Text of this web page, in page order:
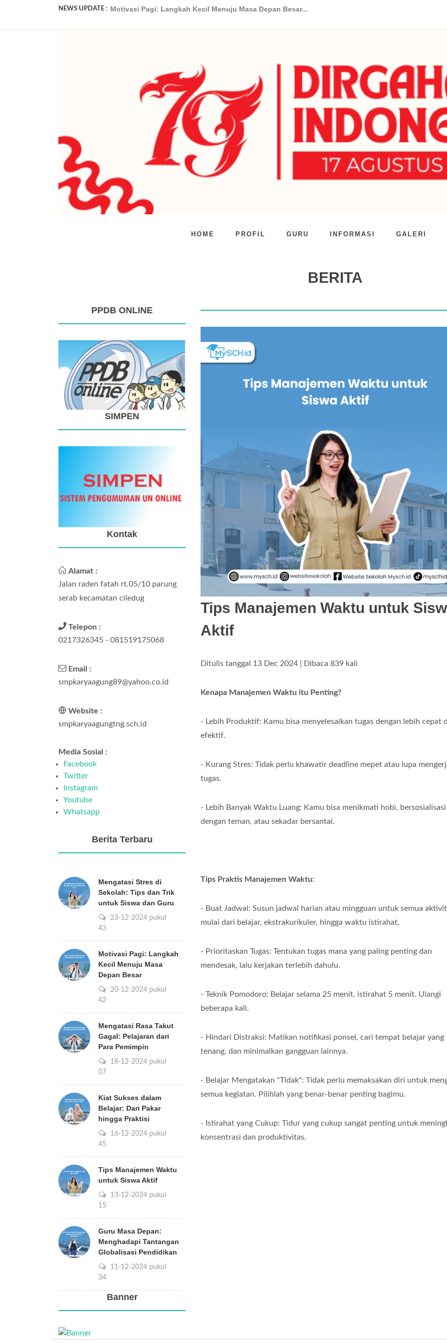
NEWS UPDATE :
Tips Manajemen Waktu untuk Siswa Aktif...
Guru Masa Depan: Menghadapi Tantangan Globalisasi Pendidikan...
Kiat Sukses Ujian: Tips dari Guru-Guru Terbaik...
Sehat dan Berprestasi: Tips Menjaga Keseimbangan Belajar dan...
Meningkatkan Kepercayaan Diri: Kunci Sukses Siswa dalam Berk...
Mempersiapkan Masa Depan: Program Bimbingan Karir di Sekolah...
Mengatasi Stres di Sekolah: Tips dan Trik untuk Siswa dan Gu...
Motivasi Pagi: Langkah Kecil Menuju Masa Depan Besar...
HOME PROFIL GURU INFORMASI GALERI
BERITA
PPDB ONLINE
SIMPEN
Kontak
Alamat :
Jalan raden fatah rt.05/10 parung
serab kecamatan ciledug
Telepon :
0217326345 - 081519175068
Email :
smpkaryaagung89@yahoo.co.id
Website :
smpkaryaagungtng.sch.id
Media Sosial :
Facebook
Twitter
Instagram
Youtube
Whatsapp
Berita Terbaru
Mengatasi Stres di
Sekolah: Tips dan Trik
untuk Siswa dan Guru
23-12-2024 pukul
08:43
Motivasi Pagi: Langkah
Kecil Menuju Masa
Depan Besar
20-12-2024 pukul
13:42
Mengatasi Rasa Takut
Gagal: Pelajaran dari
Para Pemimpin
18-12-2024 pukul
09:07
Kiat Sukses dalam
Belajar: Dari Pakar
hingga Praktisi
16-12-2024 pukul
08:45
Tips Manajemen Waktu
untuk Siswa Aktif
13-12-2024 pukul
09:15
Guru Masa Depan:
Menghadapi Tantangan
Globalisasi Pendidikan
11-12-2024 pukul
10:34
Banner
Tips Manajemen Waktu untuk
Aktif
Ditulis tanggal 13 Dec 2024 | Dibaca 839 kali
Kenapa Manajemen Waktu itu Penting?
- Lebih Produktif: Kamu bisa menyelesaikan tugas dengan lebih cepat
efektif.
- Kurang Stres: Tidak perlu khawatir deadline mepet atau lupa
tugas.
- Lebih Banyak Waktu Luang: Kamu bisa menikmati hobi, bersosialisasi
dengan teman, atau sekadar bersantai.
Tips Praktis Manajemen Waktu:
- Buat Jadwal: Susun jadwal harian atau mingguan untuk semua
mulai dari belajar, ekstrakurikuler, hingga waktu istirahat.
- Prioritaskan Tugas: Tentukan tugas mana yang paling penting dan
mendesak, lalu kerjakan terlebih dahulu.
- Teknik Pomodoro: Belajar selama 25 menit, istirahat 5 menit. Ulangi
beberapa kali.
- Hindari Distraksi: Matikan notifikasi ponsel, cari tempat belajar yang
tenang, dan minimalkan gangguan lainnya.
- Belajar Mengatakan "Tidak": Tidak perlu memaksakan diri untuk
semua kegiatan. Pilihlah yang benar-benar penting bagimu.
- Istirahat yang Cukup: Tidur yang cukup sangat penting untuk
konsentrasi dan produktivitas.